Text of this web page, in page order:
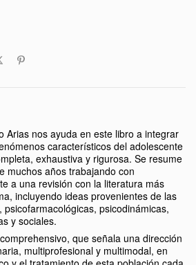
Arias nos ayuda en este libro a integrar
característicos del adolescente
exhaustiva y rigurosa. Se resume
muchos años trabajando con
a una revisión con la literatura más
incluyendo ideas provenientes de las
psicodinámicas,
y sociales.
que señala una dirección
multiprofesional y multimodal, en